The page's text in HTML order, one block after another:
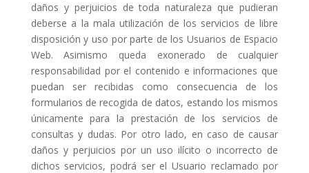
daños y perjuicios de toda naturaleza que pudieran
deberse a la mala utilización de los servicios de libre
disposición y uso por parte de los Usuarios de Espacio
Web. Asimismo queda exonerado de cualquier
responsabilidad por el contenido e informaciones que
puedan ser recibidas como consecuencia de los
formularios de recogida de datos, estando los mismos
únicamente para la prestación de los servicios de
consultas y dudas. Por otro lado, en caso de causar
daños y perjuicios por un uso ilícito o incorrecto de
dichos servicios, podrá ser el Usuario reclamado por